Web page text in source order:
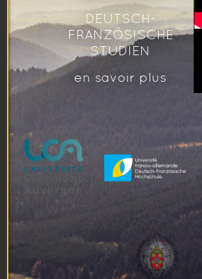
DEUTSCH-
FRANZÖSISCHE
STUDIEN
en savoir plus